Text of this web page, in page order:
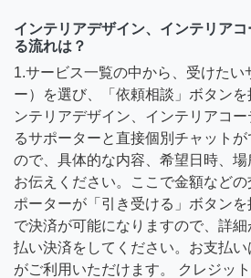
インテリアデザイン、インテリア
る流れは？
1.サービス一覧の中から、受けたい
ー）を選び、「依頼相談」ボタン
ンテリアデザイン、インテリアコ
るサポーターと直接個別チャット
ので、具体的な内容、希望日時、
お伝えください。ここで金額など
ポーターが「引き受ける」ボタン
で決済が可能になりますので、詳
払い決済をしてください。お支払
がご利用いただけます。 クレジッ